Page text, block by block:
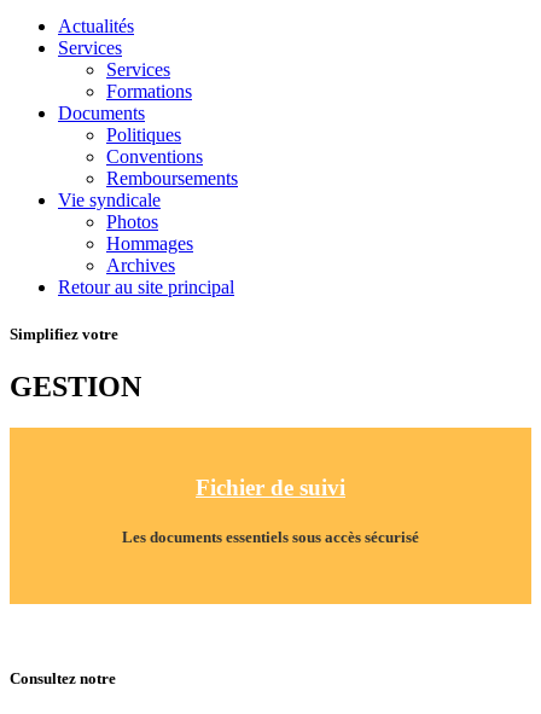
Actualités
Services
Services
Formations
Documents
Politiques
Conventions
Remboursements
Vie syndicale
Photos
Hommages
Archives
Retour au site principal
Simplifiez votre
GESTION
Fichier de suivi
Les documents essentiels sous accès sécurisé
Consultez notre